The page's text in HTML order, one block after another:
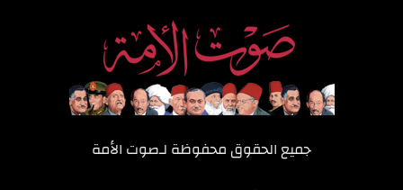
جميع الحقوق محفوظة لـصوت الأمة